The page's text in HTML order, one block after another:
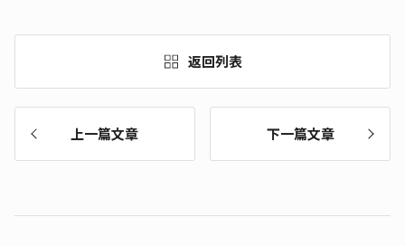
上一篇文章
返回列表
下一篇文章